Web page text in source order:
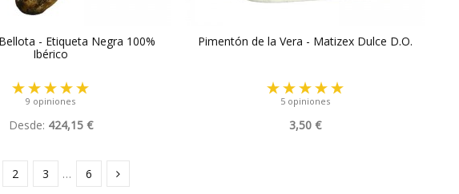
- Etiqueta Negra 100%
Ibérico
9 opiniones
Desde: 424,15 €
Pimentón de la Vera - Matizex Dulce D.O.
5 opiniones
3,50 €
2 3 … 6